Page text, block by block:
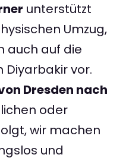
unterstützt
Umzug,
auch auf die
Diyarbakir vor.
Dresden nach
oder
wir machen
und